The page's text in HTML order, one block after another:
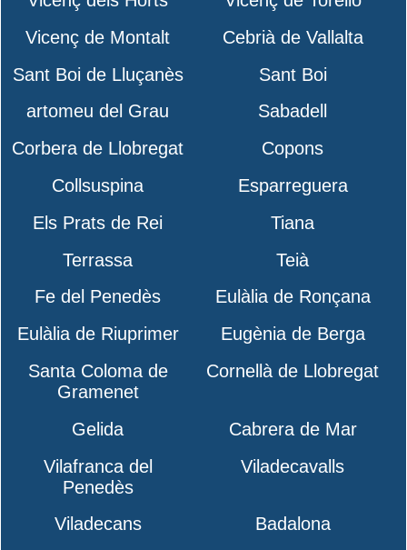
Vicenç de Montalt
Cebrià de Vallalta
Sant Boi de Lluçanès
Sant Boi
artomeu del Grau
Sabadell
Corbera de Llobregat
Copons
Collsuspina
Esparreguera
Els Prats de Rei
Tiana
Terrassa
Teià
Fe del Penedès
Eulàlia de Ronçana
Eulàlia de Riuprimer
Eugènia de Berga
Santa Coloma de
Gramenet
Cornellà de Llobregat
Gelida
Cabrera de Mar
Vilafranca del
Penedès
Viladecavalls
Viladecans
Badalona